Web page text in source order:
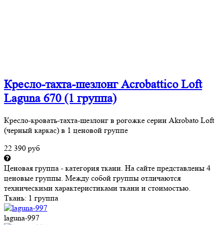
Кресло-тахта-шезлонг Acrobattico Loft
Laguna 670 (1 группа)
Кресло-кровать-тахта-шезлонг в рогожке серии Akrobato Loft
(черный каркас) в 1 ценовой группе
22 390 руб
Ценовая группа - категория ткани. На сайте представлены 4
ценовые группы. Между собой группы отличаются
техническими характеристиками ткани и стоимостью.
Ткань: 1 группа
laguna-997